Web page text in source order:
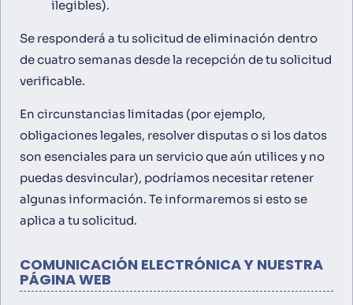
ilegibles).
Se responderá a tu solicitud de eliminación dentro
de cuatro semanas desde la recepción de tu solicitud
verificable.
En circunstancias limitadas (por ejemplo,
obligaciones legales, resolver disputas o si los datos
son esenciales para un servicio que aún utilices y no
puedas desvincular), podríamos necesitar retener
algunas información. Te informaremos si esto se
aplica a tu solicitud.
COMUNICACIÓN ELECTRÓNICA Y NUESTRA
PÁGINA WEB